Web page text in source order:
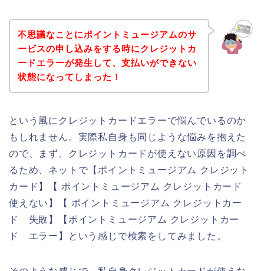
不思議なことにポイントミュージアムのサ
ービスの申し込みをする時にクレジットカ
ードエラーが発生して、支払いができない
状態になってしまった！
という風にクレジットカードエラーで悩んでいるのか
もしれません。実際私自身も同じような悩みを抱えた
ので、まず、クレジットカードが使えない原因を調べ
るため、ネットで【ポイントミュージアム クレジット
カード】【 ポイントミュージアム クレジットカード
使えない】【 ポイントミュージアム クレジットカー
ド 失敗】【ポイントミュージアム クレジットカー
ド エラー】という感じで検索をしてみました。